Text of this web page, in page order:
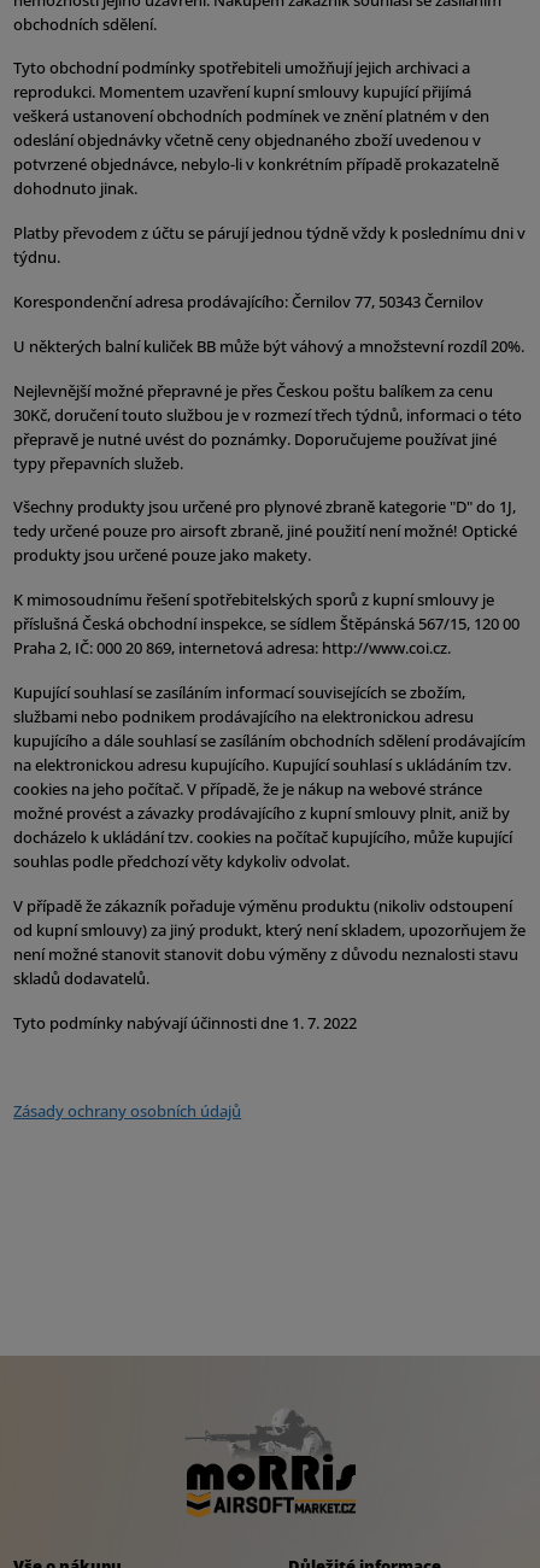
obchodních sdělení.
Tyto obchodní podmínky spotřebiteli umožňují jejich archivaci a
reprodukci. Momentem uzavření kupní smlouvy kupující přijímá
veškerá ustanovení obchodních podmínek ve znění platném v den
odeslání objednávky včetně ceny objednaného zboží uvedenou v
potvrzené objednávce, nebylo-li v konkrétním případě prokazatelně
dohodnuto jinak.
Platby převodem z účtu se párují jednou týdně vždy k poslednímu dni v
týdnu.
Korespondenční adresa prodávajícího: Černilov 77, 50343 Černilov
U některých balní kuliček BB může být váhový a množstevní rozdíl 20%.
Nejlevnější možné přepravné je přes Českou poštu balíkem za cenu
30Kč, doručení touto službou je v rozmezí třech týdnů, informaci o této
přepravě je nutné uvést do poznámky. Doporučujeme používat jiné
typy přepavních služeb.
Všechny produkty jsou určené pro plynové zbraně kategorie "D" do 1J,
tedy určené pouze pro airsoft zbraně, jiné použití není možné! Optické
produkty jsou určené pouze jako makety.
K mimosoudnímu řešení spotřebitelských sporů z kupní smlouvy je
příslušná Česká obchodní inspekce, se sídlem Štěpánská 567/15, 120 00
Praha 2, IČ: 000 20 869, internetová adresa: http://www.coi.cz.
Kupující souhlasí se zasíláním informací souvisejících se zbožím,
službami nebo podnikem prodávajícího na elektronickou adresu
kupujícího a dále souhlasí se zasíláním obchodních sdělení prodávajícím
na elektronickou adresu kupujícího. Kupující souhlasí s ukládáním tzv.
cookies na jeho počítač. V případě, že je nákup na webové stránce
možné provést a závazky prodávajícího z kupní smlouvy plnit, aniž by
docházelo k ukládání tzv. cookies na počítač kupujícího, může kupující
souhlas podle předchozí věty kdykoliv odvolat.
V případě že zákazník pořaduje výměnu produktu (nikoliv odstoupení
od kupní smlouvy) za jiný produkt, který není skladem, upozorňujem že
není možné stanovit stanovit dobu výměny z důvodu neznalosti stavu
skladů dodavatelů.
Tyto podmínky nabývají účinnosti dne 1. 7. 2022
Zásady ochrany osobních údajů